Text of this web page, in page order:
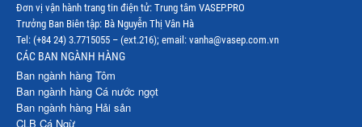
Thị trường Việt Nam
Đơn vị vận hành trang tin điện tử: Trung tâm VASEP.PRO
Trưởng Ban Biên tập: Bà Nguyễn Thị Vân Hà
Tel: (+84 24) 3.7715055 – (ext.216); email: vanha@vasep.com.vn
CÁC BAN NGÀNH HÀNG
Ban ngành hàng Tôm
Ban ngành hàng Cá nước ngọt
Ban ngành hàng Hải sản
CLB Cá Ngừ